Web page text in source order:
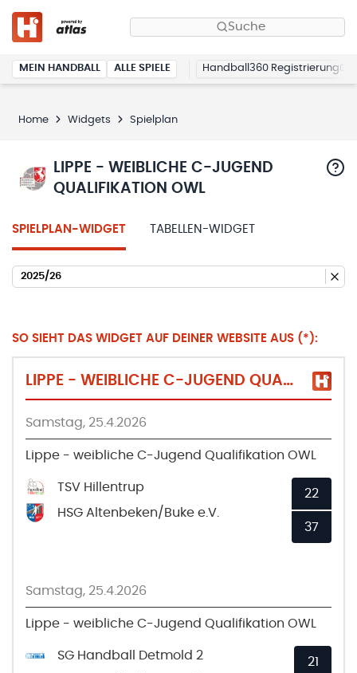
Suche
MEIN HANDBALL ALLE SPIELE Handball360 Registrierung
Home Widgets Spielplan
LIPPE - WEIBLICHE C-JUGEND
QUALIFIKATION OWL
SPIELPLAN-WIDGET TABELLEN-WIDGET
2025/26
SO SIEHT DAS WIDGET AUF DEINER WEBSITE AUS (*):
LIPPE - WEIBLICHE C-JUGEND QUALIFIKATION OWL
Samstag, 25.4.2026
Lippe - weibliche C-Jugend Qualifikation OWL
TSV Hillentrup
HSG Altenbeken/Buke e.V.
22
37
Samstag, 25.4.2026
Lippe - weibliche C-Jugend Qualifikation OWL
SG Handball Detmold 2
21